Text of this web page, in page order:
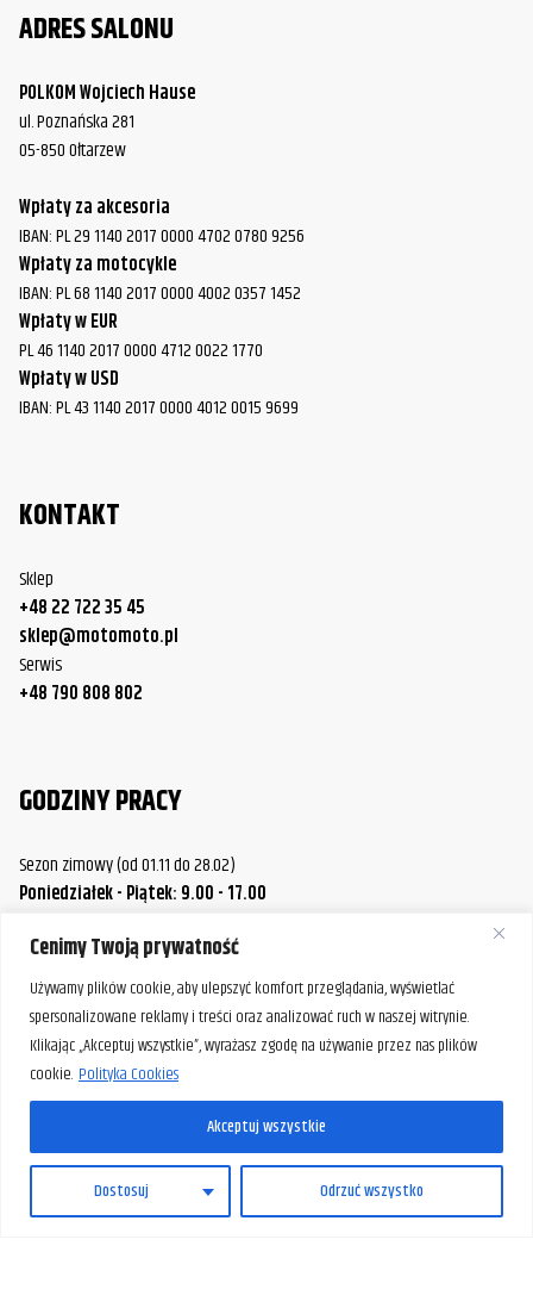
Cenimy Twoją prywatność
Używamy plików cookie, aby ulepszyć komfort przeglądania, wyświetlać
spersonalizowane reklamy i treści oraz analizować ruch w naszej witrynie.
Klikając „Akceptuj wszystkie”, wyrażasz zgodę na używanie przez nas plików
cookie. Polityka Cookies
Dostosuj Odrzuć wszystko
Akceptuj wszystkie
ADRES SALONU
POLKOM Wojciech Hause
ul. Poznańska 281
05-850 Ołtarzew
Wpłaty za akcesoria
IBAN: PL 29 1140 2017 0000 4702 0780 9256
Wpłaty za motocykle
IBAN: PL 68 1140 2017 0000 4002 0357 1452
Wpłaty w EUR
PL 46 1140 2017 0000 4712 0022 1770
Wpłaty w USD
IBAN: PL 43 1140 2017 0000 4012 0015 9699
KONTAKT
Sklep
+48 22 722 35 45
sklep@motomoto.pl
Serwis
+48 790 808 802
GODZINY PRACY
Sezon zimowy (od 01.11 do 28.02)
Poniedziałek - Piątek: 9.00 - 17.00
Sezon letni (od 01.03 do 31.10)
Poniedziałek / Środa / Piątek: 9.00 - 17.00
Wtorek / Czwartek: 9.00 - 20.00
Sobota: 9.00 - 14.00
W razie potrzeby istnieje możliwość umówienia spotkania
poza standardowymi godzinami pracy naszej firmy.
Prosimy o wcześniejszy kontakt, aby ustalić dogodny termin.